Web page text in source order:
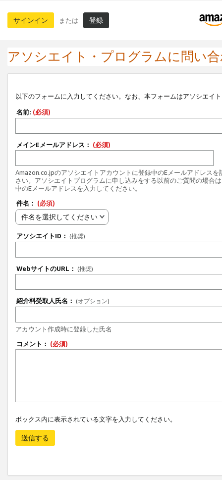
サインイン または 登録
アソシエイト・プログラムに問い
以下のフォームに入力してください。なお、本フォームはアソシエイ
名前: (必須)
メインEメールアドレス： (必須)
Amazon.co.jpのアソシエイトアカウントに登録中のEメールアドレスを
さい。アソシエイトプログラムに申し込みをする以前のご質問の場合
中のEメールアドレスを入力してください。
件名： (必須)
件名を選択してください
アソシエイトID： (推奨)
WebサイトのURL： (推奨)
紹介料受取人氏名： (オプション)
アカウント作成時に登録した氏名
コメント： (必須)
ボックス内に表示されている文字を入力してください。
送信する